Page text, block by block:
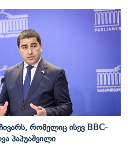
Რომელიც Ისევ BBC-
Პაპუაშვილი